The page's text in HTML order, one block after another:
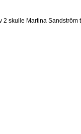
2 skulle Martina